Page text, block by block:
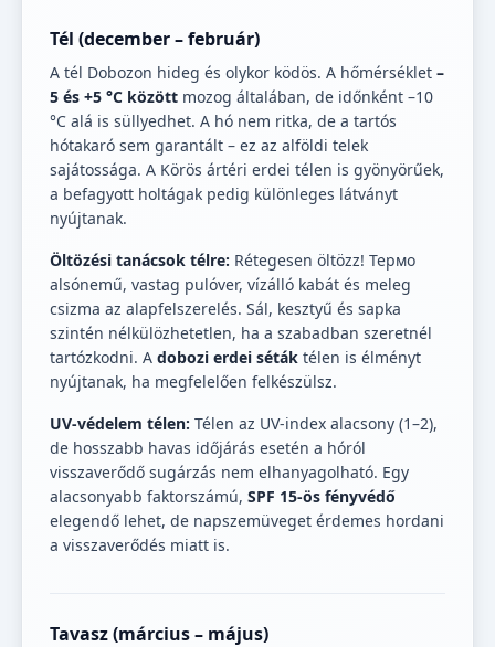
Tél (december – február)
A tél Dobozon hideg és olykor ködös. A hőmérséklet –
5 és +5 °C között mozog általában, de időnként –10
°C alá is süllyedhet. A hó nem ritka, de a tartós
hótakaró sem garantált – ez az alföldi telek
sajátossága. A Körös ártéri erdei télen is gyönyörűek,
a befagyott holtágak pedig különleges látványt
nyújtanak.
Öltözési tanácsok télre: Rétegesen öltözz! Термо
alsónemű, vastag pulóver, vízálló kabát és meleg
csizma az alapfelszerelés. Sál, kesztyű és sapka
szintén nélkülözhetetlen, ha a szabadban szeretnél
tartózkodni. A dobozi erdei séták télen is élményt
nyújtanak, ha megfelelően felkészülsz.
UV-védelem télen: Télen az UV-index alacsony (1–2),
de hosszabb havas időjárás esetén a hóról
visszaverődő sugárzás nem elhanyagolható. Egy
alacsonyabb faktorszámú, SPF 15-ös fényvédő
elegendő lehet, de napszemüveget érdemes hordani
a visszaverődés miatt is.
Tavasz (március – május)